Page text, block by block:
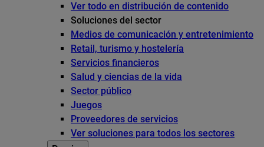
Ver todo en distribución de contenido
Soluciones del sector
Medios de comunicación y entretenimiento
Retail, turismo y hostelería
Servicios financieros
Salud y ciencias de la vida
Sector público
Juegos
Proveedores de servicios
Ver soluciones para todos los sectores